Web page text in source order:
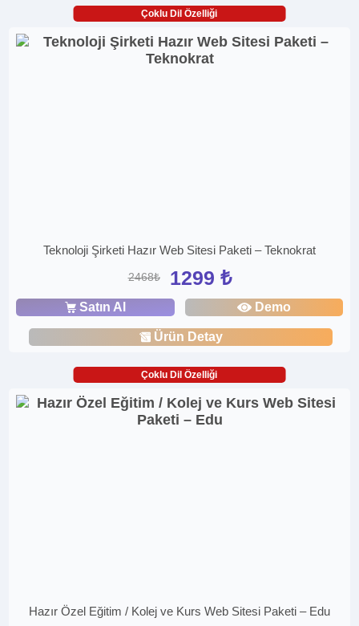
Çoklu Dil Özelliği
Teknoloji Şirketi Hazır Web Sitesi Paketi – Teknokrat
2468₺ 1299 ₺
Satın Al Demo
Ürün Detay
Çoklu Dil Özelliği
Hazır Özel Eğitim / Kolej ve Kurs Web Sitesi Paketi – Edu